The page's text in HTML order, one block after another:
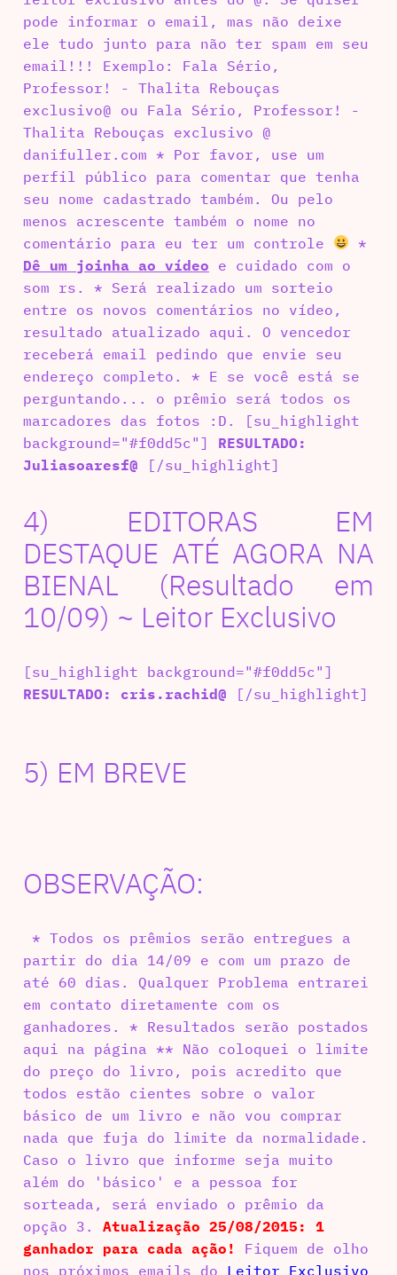
pode informar o email, mas não deixe
ele tudo junto para não ter spam em seu
email!!! Exemplo: Fala Sério,
Professor! - Thalita Rebouças
exclusivo@ ou Fala Sério, Professor! -
Thalita Rebouças exclusivo @
danifuller.com * Por favor, use um
perfil público para comentar que tenha
seu nome cadastrado também. Ou pelo
menos acrescente também o nome no
comentário para eu ter um controle
*
Dê um joinha ao vídeo e cuidado com o
som rs. * Será realizado um sorteio
entre os novos comentários no vídeo,
resultado atualizado aqui. O vencedor
receberá email pedindo que envie seu
endereço completo. * E se você está se
perguntando... o prêmio será todos os
marcadores das fotos :D. [su_highlight
background="#f0dd5c"] RESULTADO:
Juliasoaresf@
[/su_highlight]
4) EDITORAS EM
DESTAQUE ATÉ AGORA NA
BIENAL (Resultado em
10/09) ~ Leitor Exclusivo
[su_highlight background="#f0dd5c"]
RESULTADO: cris.rachid@
[/su_highlight]
5) EM BREVE
OBSERVAÇÃO:
* Todos os prêmios serão entregues a
partir do dia 14/09 e com um prazo de
até 60 dias. Qualquer Problema entrarei
em contato diretamente com os
ganhadores. * Resultados serão postados
aqui na página ** Não coloquei o limite
do preço do livro, pois acredito que
todos estão cientes sobre o valor
básico de um livro e não vou comprar
nada que fuja do limite da normalidade.
Caso o livro que informe seja muito
além do 'básico' e a pessoa for
sorteada, será enviado o prêmio da
opção 3. Atualização 25/08/2015: 1
ganhador para cada ação!
Fiquem de olho
nos próximos emails do Leitor Exclusivo